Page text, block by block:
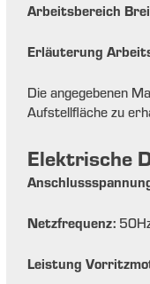
Arbeitsbereich
Erläuterung
Die angegebenen
Aufstellfläche zu
Elektrische
Netzfrequenz: 50
Leistung